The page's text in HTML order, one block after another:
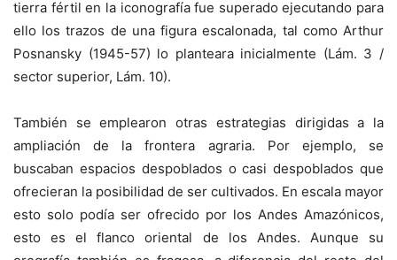
tierra fértil en la iconografía fue superado ejecutando para
ello los trazos de una figura escalonada, tal como Arthur
Posnansky (1945-57) lo planteara inicialmente (Lám. 3 /
sector superior, Lám. 10).
También se emplearon otras estrategias dirigidas a la
ampliación de la frontera agraria. Por ejemplo, se
buscaban espacios despoblados o casi despoblados que
ofrecieran la posibilidad de ser cultivados. En escala mayor
esto solo podía ser ofrecido por los Andes Amazónicos,
esto es el flanco oriental de los Andes. Aunque su